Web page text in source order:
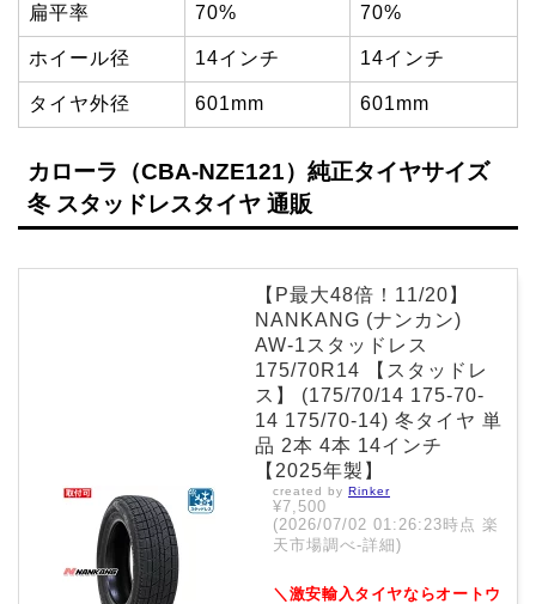
扁平率 70% 70%
ホイール径 14インチ 14インチ
タイヤ外径 601mm 601mm
カローラ（CBA-NZE121）純正タイヤサイズ
冬 スタッドレスタイヤ 通販
【P最大48倍！11/20】
NANKANG (ナンカン)
AW-1スタッドレス
175/70R14 【スタッドレ
ス】 (175/70/14 175-70-
14 175/70-14) 冬タイヤ 単
品 2本 4本 14インチ
【2025年製】
created by Rinker
¥7,500
(2026/07/02 01:26:23時点 楽
天市場調べ-詳細)
＼激安輸入タイヤならオートウ